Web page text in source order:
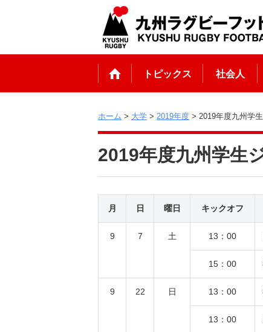
トピックス 社会人
ホーム > 大学 > 2019年度 > 2019年度九州学
2019年度九州学生
月 日 曜日 キックオフ
9 7 土 13：00
15：00
9 22 日 13：00
13：00